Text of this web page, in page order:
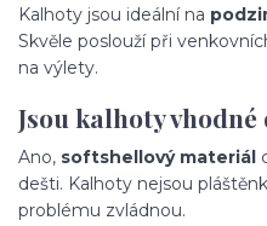
Kalhoty jsou ideální na
Skvěle poslouží při
na výlety.
Jsou kalhoty
Ano, softshellový materiál
dešti. Kalhoty nejsou
problému zvládnou.